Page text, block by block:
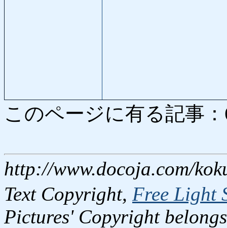
このページに有る記事
http://www.docoja.com/
Text Copyright, Free Light
Pictures' Copyright